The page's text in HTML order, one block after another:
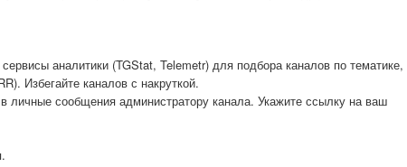
аналитики (TGStat, Telemetr) для подбора каналов по тематике,
Избегайте каналов с накруткой.
личные сообщения администратору канала. Укажите ссылку на ваш